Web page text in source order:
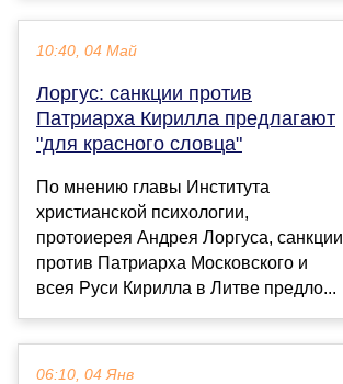
10:40, 04 Май
Лоргус: санкции против
Патриарха Кирилла предлагают
"для красного словца"
По мнению главы Института
христианской психологии,
протоиерея Андрея Лоргуса, санкции
против Патриарха Московского и
всея Руси Кирилла в Литве предло...
06:10, 04 Янв